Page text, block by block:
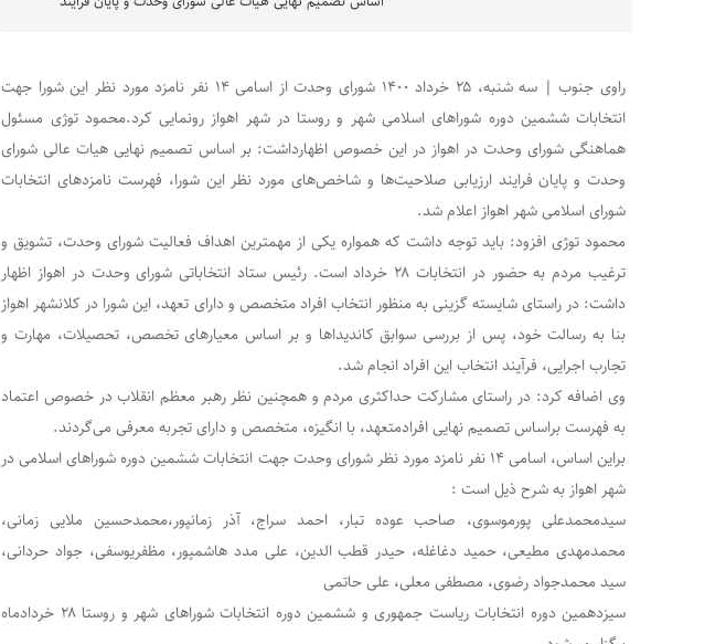
راوی جنوب | سه شنبه، ۲۵ خرداد ۱۴۰۰ شورای وحدت از اسامی ۱۴ نفر نامزد مورد نظر این شورا جهت
انتخابات ششمین دوره شوراهای اسلامی شهر و روستا در شهر اهواز رونمایی کرد.محمود توژی مسئول
هماهنگی شورای وحدت در اهواز در این خصوص اظهارداشت: بر اساس تصمیم نهایی هیات عالی شورای
وحدت و پایان فرایند ارزیابی صلاحیت‌ها و شاخص‌های مورد نظر این شورا، فهرست نامزدهای انتخابات
شورای اسلامی شهر اهواز اعلام شد.
محمود توژی افزود: باید توجه داشت که همواره یکی از مهمترین اهداف فعالیت شورای وحدت، تشویق و
ترغیب مردم به حضور در انتخابات ۲۸ خرداد است. رئیس ستاد انتخاباتی شورای وحدت در اهواز اظهار
داشت: در راستای شایسته گزینی به منظور انتخاب افراد متخصص و دارای تعهد، این شورا در کلانشهر اهواز
بنا به رسالت خود، پس از بررسی سوابق کاندیداها و بر اساس معیارهای تخصص، تحصیلات، مهارت و
تجارب اجرایی، فرآیند انتخاب این افراد انجام شد.
وی اضافه کرد: در راستای مشارکت حداکثری مردم و همچنین نظر رهبر معظم انقلاب در خصوص اعتماد
به فهرست براساس تصمیم نهایی افرادمتعهد، با انگیزه، متخصص و دارای تجربه معرفی می‌گردند.
براین اساس، اسامی ۱۴ نفر نامزد مورد نظر شورای وحدت جهت انتخابات ششمین دوره شوراهای اسلامی در
شهر اهواز به شرح ذیل است :
سیدمحمدعلی پورموسوی، صاحب عوده تبار، احمد سراج، آذر زمانپور،محمدحسین ملایی زمانی،
محمدمهدی مطیعی، حمید دغاغله، حیدر قطب الدین، علی مدد هاشمپور، مظفریوسفی، جواد حردانی،
سید محمدجواد رضوی، مصطفی معلی، علی حاتمی
سیزدهمین دوره انتخابات ریاست جمهوری و ششمین دوره انتخابات شوراهای شهر و روستا ۲۸ خردادماه